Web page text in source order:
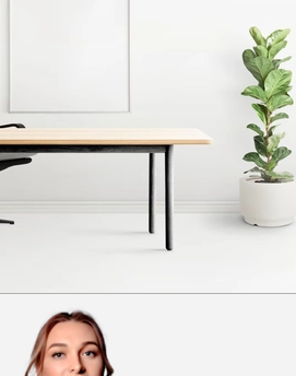
с Вами?
в Telegram
на WhatsApp
Положениеи даю
персональных данных.